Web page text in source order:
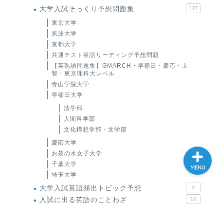
大学入試そっくり予想問題集 117
東京大学
筑波大学
京都大学
共通テスト英語リーディング予想問題
【英熟語問題集】GMARCH・早稲田・慶応・上
智・東京理科大レベル
青山学院大学
早稲田大学
法学部
人間科学部
文化構想学部・文学部
慶応大学
お茶の水女子大学
千葉大学
埼玉大学
大学入試英語頻出トピック予想 4
入試に出る英語のことわざ 16
MENU
英語名言・格言・カッコい
い英語＆素敵な英文フレー